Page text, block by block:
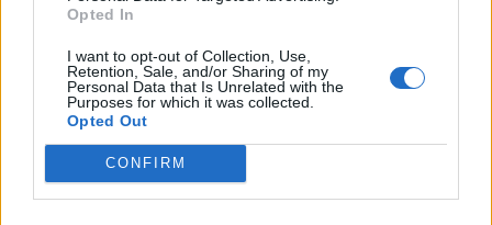
Opted In
I want to opt-out of Collection, Use,
Retention, Sale, and/or Sharing of my
Personal Data that Is Unrelated with the
Purposes for which it was collected.
Opted Out
CONFIRM
Portfolio.hu teljes cikkarchívum
Kötéslisták: BÉT elmúlt 2 év napon belüli
kötéslistái